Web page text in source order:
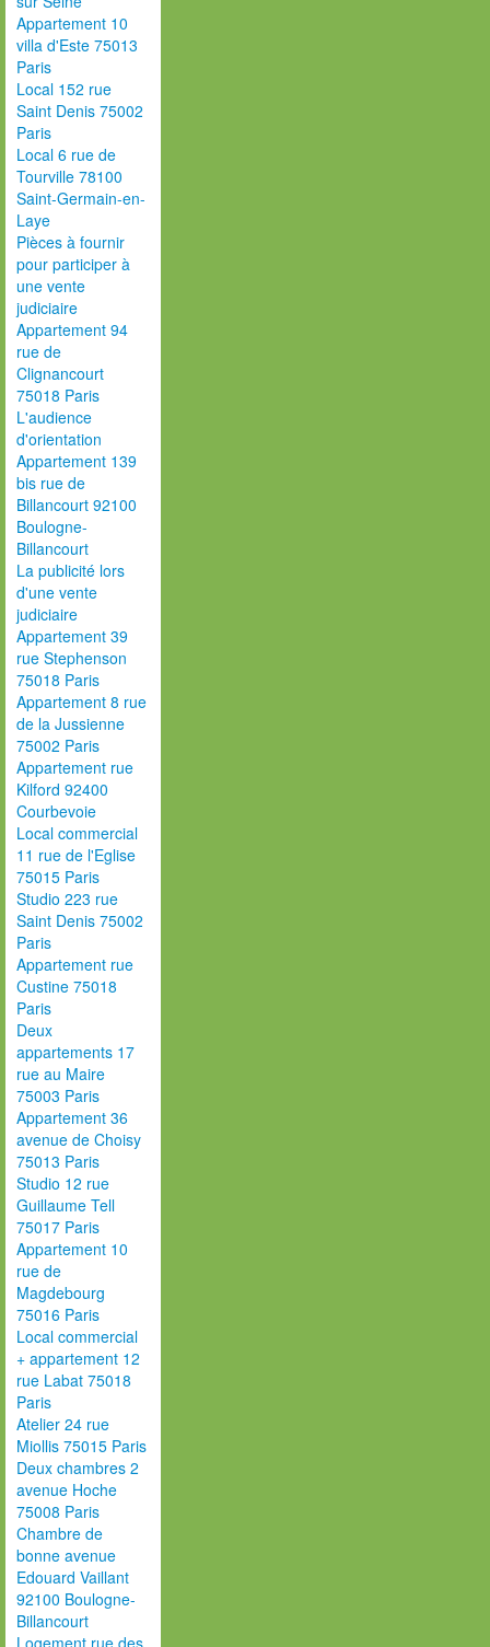
Appartement 10
villa d'Este 75013
Paris
Local 152 rue
Saint Denis 75002
Paris
Local 6 rue de
Tourville 78100
Saint-Germain-en-
Laye
Pièces à fournir
pour participer à
une vente
judiciaire
Appartement 94
rue de
Clignancourt
75018 Paris
L'audience
d'orientation
Appartement 139
bis rue de
Billancourt 92100
Boulogne-
Billancourt
La publicité lors
d'une vente
judiciaire
Appartement 39
rue Stephenson
75018 Paris
Appartement 8 rue
de la Jussienne
75002 Paris
Appartement rue
Kilford 92400
Courbevoie
Local commercial
11 rue de l'Eglise
75015 Paris
Studio 223 rue
Saint Denis 75002
Paris
Appartement rue
Custine 75018
Paris
Deux
appartements 17
rue au Maire
75003 Paris
Appartement 36
avenue de Choisy
75013 Paris
Studio 12 rue
Guillaume Tell
75017 Paris
Appartement 10
rue de
Magdebourg
75016 Paris
Local commercial
+ appartement 12
rue Labat 75018
Paris
Atelier 24 rue
Miollis 75015 Paris
Deux chambres 2
avenue Hoche
75008 Paris
Chambre de
bonne avenue
Edouard Vaillant
92100 Boulogne-
Billancourt
Logement rue des